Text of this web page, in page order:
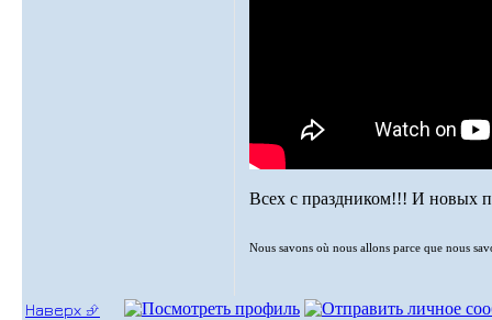
Всех с праздником!!! И новых
Nous savons où nous allons parce que nous
Наверх ⮵